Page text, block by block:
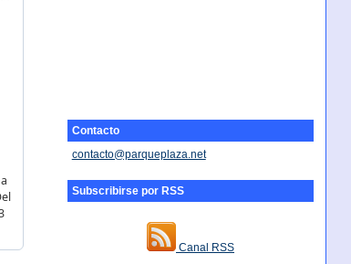
Contacto
contacto@parqueplaza.net
Subscribirse por RSS
Canal RSS